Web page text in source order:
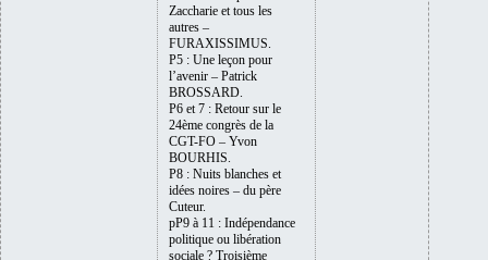
Zaccharie et tous les
autres –
FURAXISSIMUS.
P5 : Une leçon pour
l’avenir – Patrick
BROSSARD.
P6 et 7 : Retour sur le
24ème congrès de la
CGT-FO – Yvon
BOURHIS.
P8 : Nuits blanches et
idées noires – du père
Cuteur.
pP9 à 11 : Indépendance
politique ou libération
sociale ? Troisième